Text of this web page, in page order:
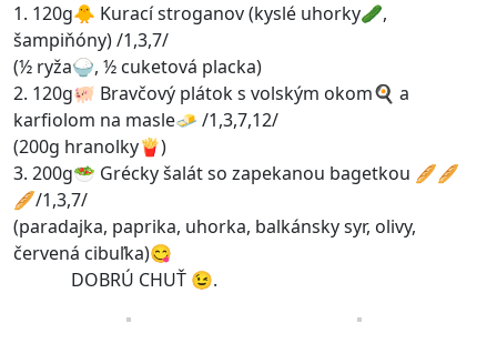
1. 120g🐥 Kurací stroganov (kyslé uhorky🥒,
šampiňóny) /1,3,7/
(½ ryža🍚, ½ cuketová placka)
2. 120g🐖 Bravčový plátok s volským okom🍳 a
karfiolom na masle🧈 /1,3,7,12/
(200g hranolky🍟)
3. 200g🥗 Grécky šalát so zapekanou bagetkou 🥖🥖
🥖/1,3,7/
(paradajka, paprika, uhorka, balkánsky syr, olivy,
červená cibuľka)😋
DOBRÚ CHUŤ 😉.